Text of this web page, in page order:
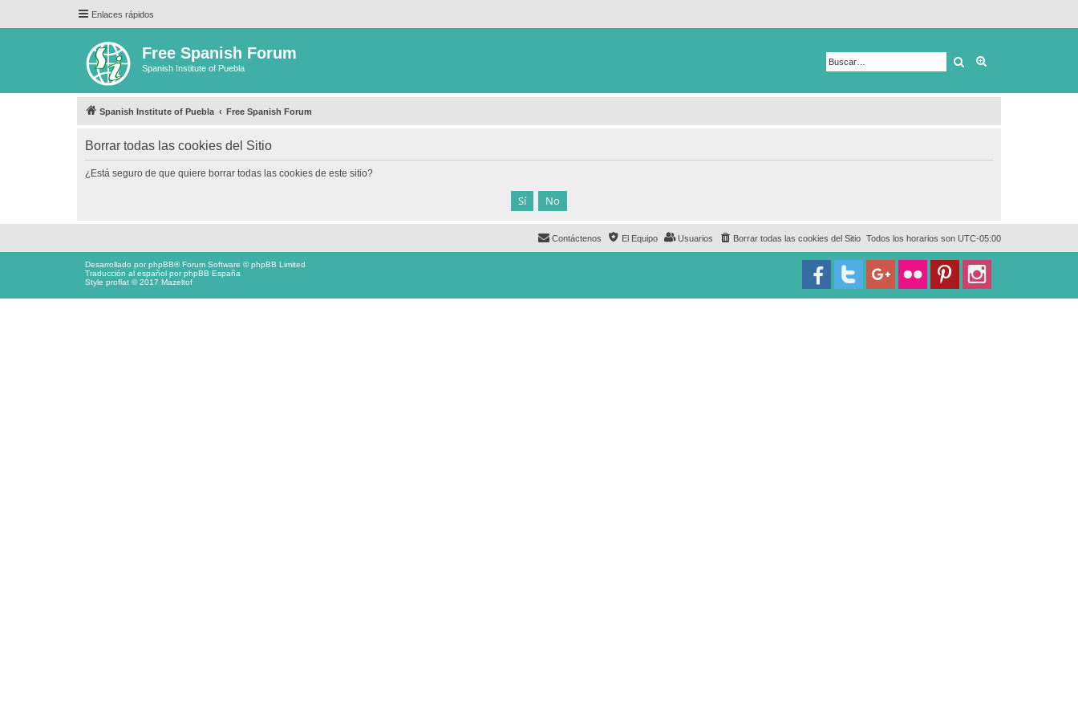
Enlaces rápidos
Free Spanish Forum
Spanish Institute of Puebla Buscar
Spanish Institute of Puebla Free Spanish Forum
Borrar todas las cookies del Sitio
¿Está seguro de que quiere borrar todas las cookies de este sitio?
Todos los horarios son UTC-05:00
Borrar todas las cookies del Sitio
Usuarios
El Equipo
Contáctenos
Desarrollado porphpBB® Forum Software © phpBB Limited
Traducción al español porphpBB España
Style proflat © 2017 Mazeltof